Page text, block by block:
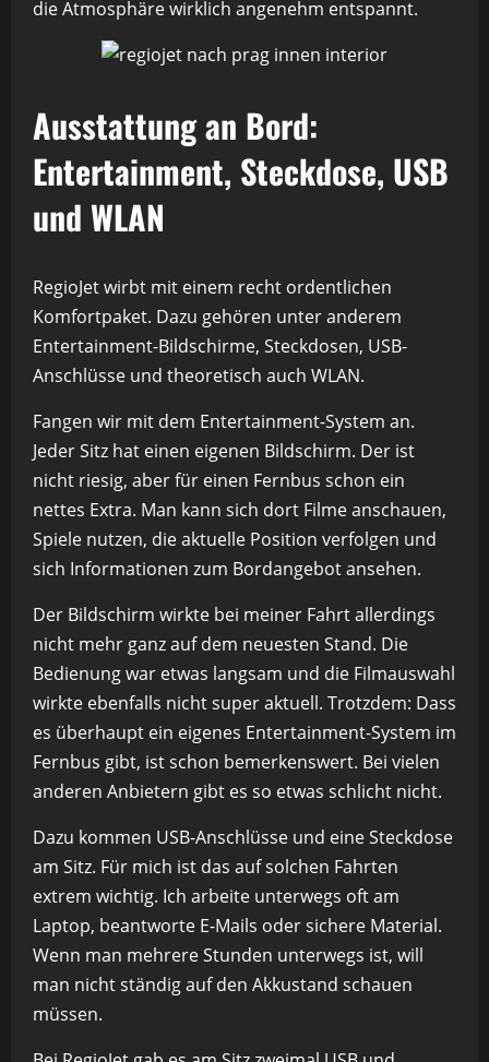
die Atmosphäre wirklich angenehm entspannt.
Ausstattung an Bord:
Entertainment, Steckdose, USB
und WLAN
RegioJet wirbt mit einem recht ordentlichen
Komfortpaket. Dazu gehören unter anderem
Entertainment-Bildschirme, Steckdosen, USB-
Anschlüsse und theoretisch auch WLAN.
Fangen wir mit dem Entertainment-System an.
Jeder Sitz hat einen eigenen Bildschirm. Der ist
nicht riesig, aber für einen Fernbus schon ein
nettes Extra. Man kann sich dort Filme anschauen,
Spiele nutzen, die aktuelle Position verfolgen und
sich Informationen zum Bordangebot ansehen.
Der Bildschirm wirkte bei meiner Fahrt allerdings
nicht mehr ganz auf dem neuesten Stand. Die
Bedienung war etwas langsam und die Filmauswahl
wirkte ebenfalls nicht super aktuell. Trotzdem: Dass
es überhaupt ein eigenes Entertainment-System im
Fernbus gibt, ist schon bemerkenswert. Bei vielen
anderen Anbietern gibt es so etwas schlicht nicht.
Dazu kommen USB-Anschlüsse und eine Steckdose
am Sitz. Für mich ist das auf solchen Fahrten
extrem wichtig. Ich arbeite unterwegs oft am
Laptop, beantworte E-Mails oder sichere Material.
Wenn man mehrere Stunden unterwegs ist, will
man nicht ständig auf den Akkustand schauen
müssen.